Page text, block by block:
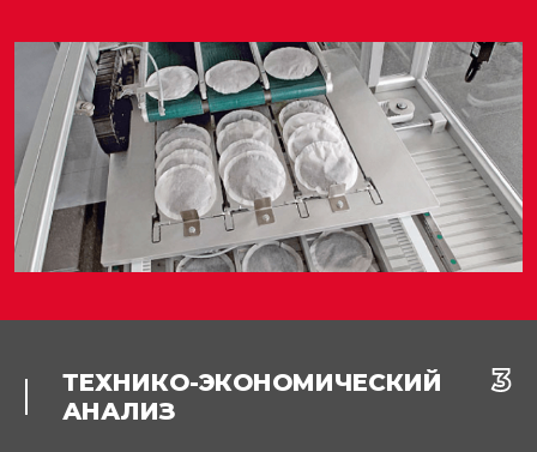
ТЕХНИКО-ЭКОНОМИЧЕСКИЙ
АНАЛИЗ